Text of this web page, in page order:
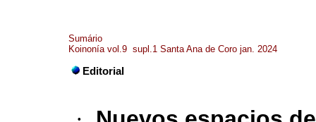
Sumário
Koinonía vol.9 supl.1 Santa Ana de Coro jan. 2024
Editorial